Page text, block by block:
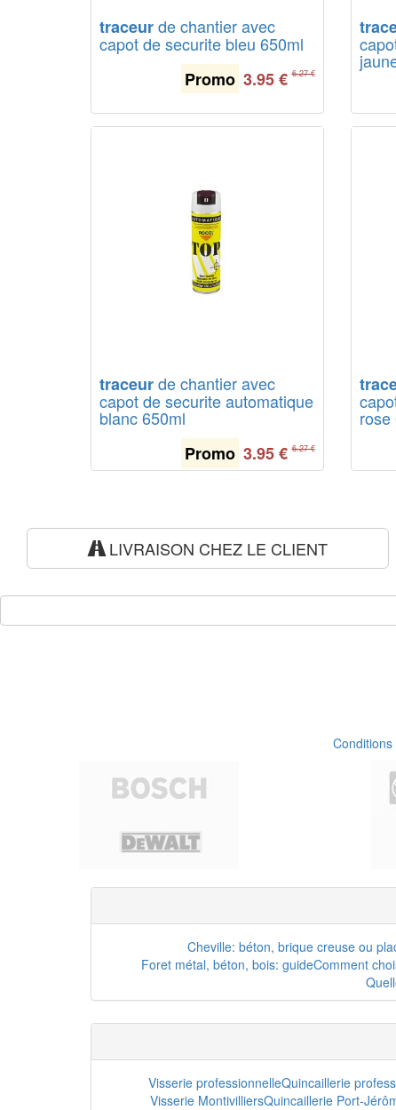
traceurde chantier avec
capot de securite bleu 650ml
Promo 3.95 € 6.27 €
traceurde chantier avec
capot de securite automatique
blanc 650ml
Promo 3.95 € 6.27 €
rose
LIVRAISON CHEZ LE CLIENT
Cheville: béton, brique creuse ou
Foret métal, béton, bois: guideComment
Visserie professionnelleQuincaillerie
Visserie MontivilliersQuincaillerie Port-